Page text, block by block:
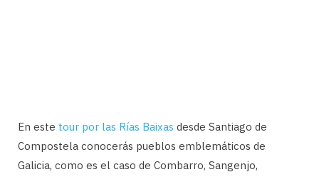
En este tour por las Rías Baixas desde Santiago de
Compostela conocerás pueblos emblemáticos de
Galicia, como es el caso de Combarro, Sangenjo,